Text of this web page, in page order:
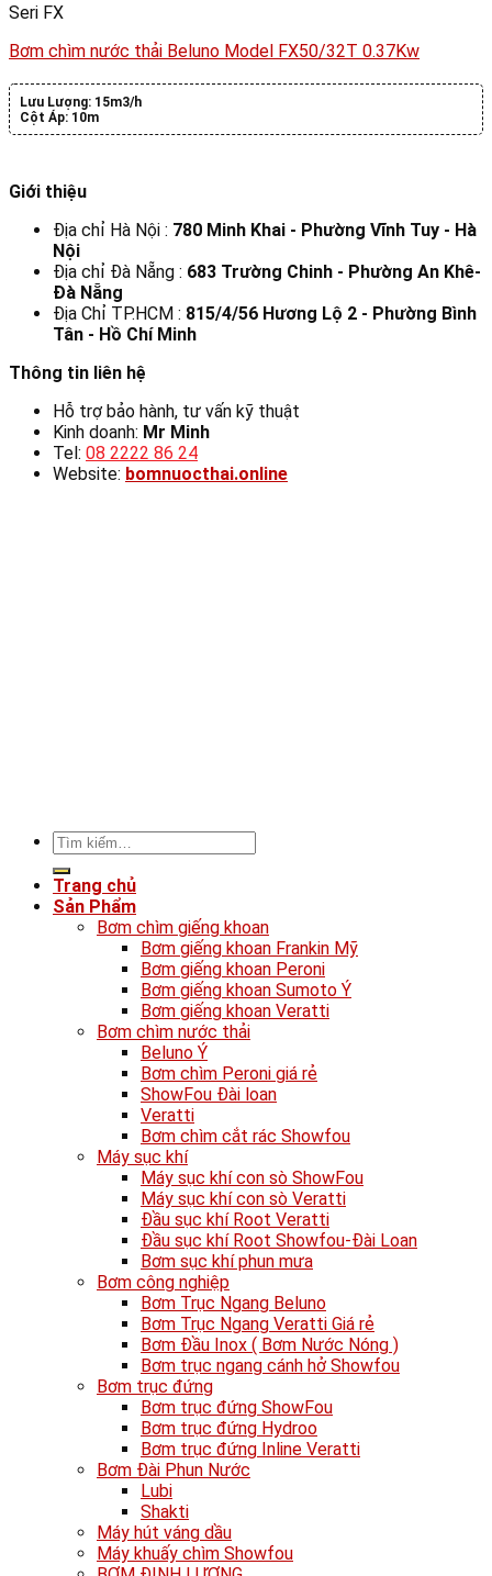
Seri FX
Bơm chìm nước thải Beluno Model FX50/32T 0.37Kw
Lưu Lượng: 15m3/h
Cột Áp: 10m
Giới thiệu
Địa chỉ Hà Nội : 780 Minh Khai - Phường Vĩnh Tuy - Hà
Nội
Địa chỉ Đà Nẵng : 683 Trường Chinh - Phường An Khê-
Đà Nẵng
Địa Chỉ TP.HCM : 815/4/56 Hương Lộ 2 - Phường Bình
Tân - Hồ Chí Minh
Thông tin liên hệ
Hỗ trợ bảo hành, tư vấn kỹ thuật
Kinh doanh: Mr Minh
Tel: 08 2222 86 24
Website: bomnuocthai.online
Tìm
Trang chủ
Sản Phẩm
Bơm chìm giếng khoan
Bơm giếng khoan Frankin Mỹ
Bơm giếng khoan Peroni
Bơm giếng khoan Sumoto Ý
Bơm giếng khoan Veratti
Bơm chìm nước thải
Beluno Ý
Bơm chìm Peroni giá rẻ
ShowFou Đài loan
Veratti
Bơm chìm cắt rác Showfou
Máy sục khí
Máy sục khí con sò ShowFou
Máy sục khí con sò Veratti
Đầu sục khí Root Veratti
Đầu sục khí Root Showfou-Đài Loan
Bơm sục khí phun mưa
Bơm công nghiệp
Bơm Trục Ngang Beluno
Bơm Trục Ngang Veratti Giá rẻ
Bơm Đầu Inox ( Bơm Nước Nóng )
Bơm trục ngang cánh hở Showfou
Bơm trục đứng
Bơm trục đứng ShowFou
Bơm trục đứng Hydroo
Bơm trục đứng Inline Veratti
Bơm Đài Phun Nước
Lubi
Shakti
Máy hút váng dầu
Máy khuấy chìm Showfou